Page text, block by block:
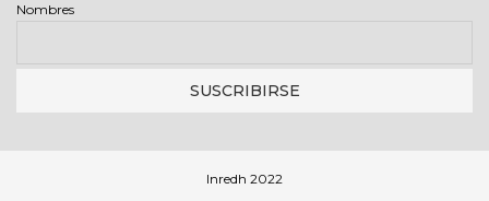
Nombres
Inredh 2022